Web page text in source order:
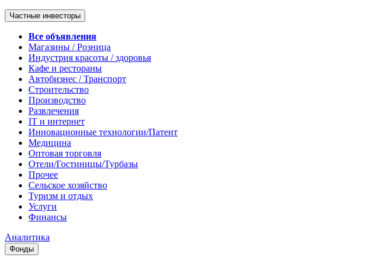
Частные инвесторы
Все объявления
Магазины / Розница
Индустрия красоты / здоровья
Кафе и рестораны
Автобизнес / Транспорт
Строительство
Производство
Развлечения
IT и интернет
Инновационные технологии/Патент
Медицина
Оптовая торговля
Отели/Гостиницы/Турбазы
Прочее
Сельское хозяйство
Туризм и отдых
Услуги
Финансы
Аналитика
Фонды